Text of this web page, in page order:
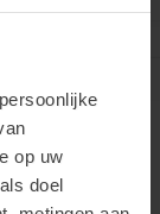
op uw
doel